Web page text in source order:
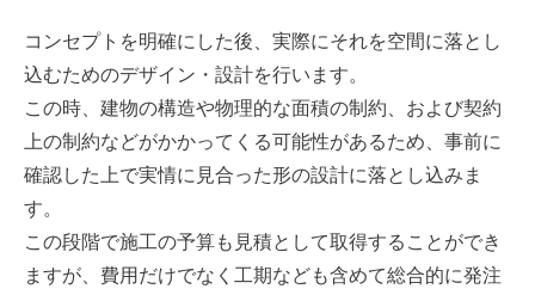
コンセプトを明確にした後、実際にそれを空間に落とし
込むためのデザイン・設計を行います。
この時、建物の構造や物理的な面積の制約、および契約
上の制約などがかかってくる可能性があるため、事前に
確認した上で実情に見合った形の設計に落とし込みま
す。
この段階で施工の予算も見積として取得することができ
ますが、費用だけでなく工期なども含めて総合的に発注